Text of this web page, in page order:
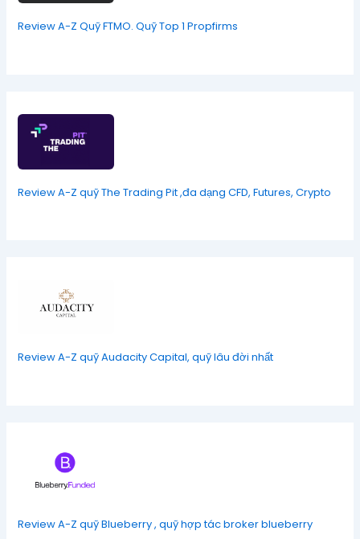
Review A-Z Quỹ FTMO. Quỹ Top 1 Propfirms
Review A-Z quỹ The Trading Pit ,đa dạng CFD, Futures, Crypto
Review A-Z quỹ Audacity Capital, quỹ lâu đời nhất
Review A-Z quỹ Blueberry , quỹ hợp tác broker blueberry